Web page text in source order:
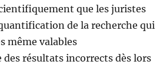
que les juristes
de la recherche qui
même valables
résultats incorrects dès lors